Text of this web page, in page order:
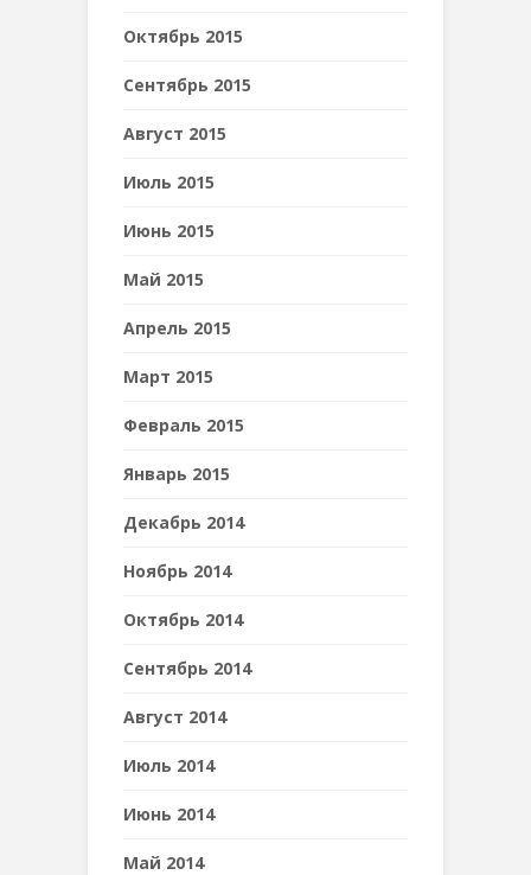
Октябрь 2015
Сентябрь 2015
Август 2015
Июль 2015
Июнь 2015
Май 2015
Апрель 2015
Март 2015
Февраль 2015
Январь 2015
Декабрь 2014
Ноябрь 2014
Октябрь 2014
Сентябрь 2014
Август 2014
Июль 2014
Июнь 2014
Май 2014